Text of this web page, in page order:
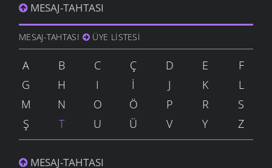
MESAJ-TAHTASI
MESAJ-TAHTASI ÜYE LISTESI
A B C Ç D E
F
G
H I İ J K
L
M
N O Ö P R
S
Ş
T U Ü V Y Z
MESAJ-TAHTASI